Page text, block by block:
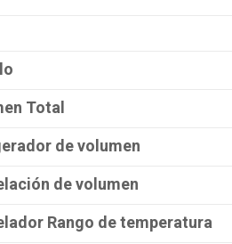
Total
de volumen
de volumen
Rango de temperatura